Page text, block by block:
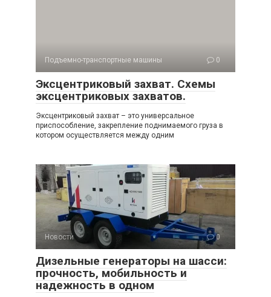
Подъемно-транспортные машины 0
Эксцентриковый захват. Схемы
эксцентриковых захватов.
Эксцентриковый захват – это универсальное
приспособление, закрепление поднимаемого груза в
котором осуществляется между одним
Новости 0
Дизельные генераторы на шасси:
прочность, мобильность и
надежность в одном